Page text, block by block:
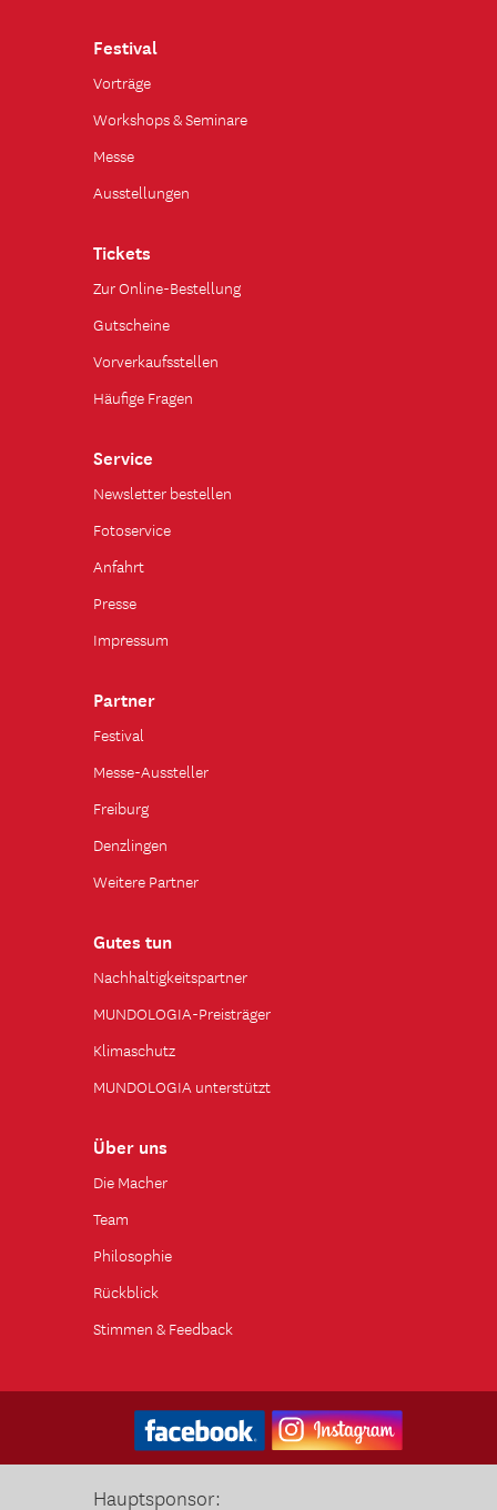
Festival
Vorträge
Workshops & Seminare
Messe
Ausstellungen
Tickets
Zur Online-Bestellung
Gutscheine
Vorverkaufsstellen
Häufige Fragen
Service
Newsletter bestellen
Fotoservice
Anfahrt
Presse
Impressum
Partner
Festival
Messe-Aussteller
Freiburg
Denzlingen
Weitere Partner
Gutes tun
Nachhaltigkeitspartner
MUNDOLOGIA-Preisträger
Klimaschutz
MUNDOLOGIA unterstützt
Über uns
Die Macher
Team
Philosophie
Rückblick
Stimmen & Feedback
Hauptsponsor: